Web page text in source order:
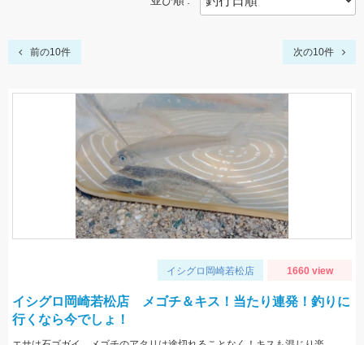
前の10件 次の10件
イシグロ岡崎若松店 1660 view
イシグロ岡崎若松店 メゴチ＆キス！当たり連発！釣りに
行くなら今でしょ！